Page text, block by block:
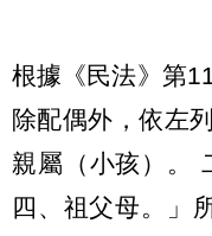
根據《民法》第
除配偶外，依左
親屬（小孩）。
四、祖父母。」